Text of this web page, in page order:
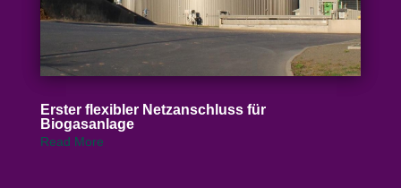
Erster flexibler Netz­an­schluss für
Biogasanlage
Read More